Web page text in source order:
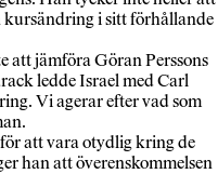
i sitt förhållande
att jämföra Göran Perssons
ledde Israel med Carl
Vi agerar efter vad som
att vara otydlig kring de
han att överenskommelsen